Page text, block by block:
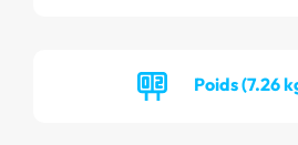
Poids (7.26